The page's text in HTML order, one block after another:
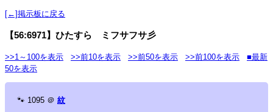
[←]掲示板に戻る
【56:6971】ひたすら ミフサフサ彡
>>1～100を表示 >>前10を表示 >>前50を表示 >>前100を表示
■最新
50を表示
🐾 1095 ＠ 紋